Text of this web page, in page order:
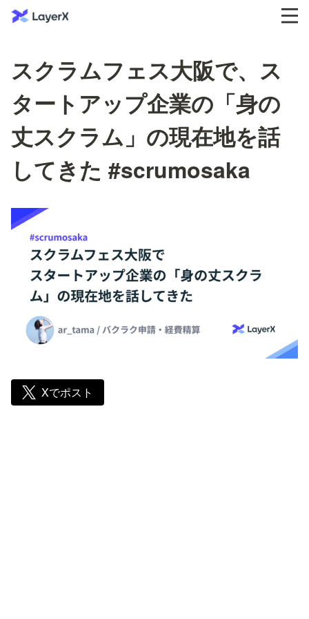
スクラムフェス大阪で、ス
タートアップ企業の「身の
丈スクラム」の現在地を話
してきた #scrumosaka
Xでポスト